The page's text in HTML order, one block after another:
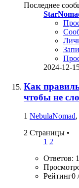
Последнее
2024-12-
Как
чтобы не
1 NebulaNomad
2 Страницы •
1 2
Ответов:
Рейтинг0